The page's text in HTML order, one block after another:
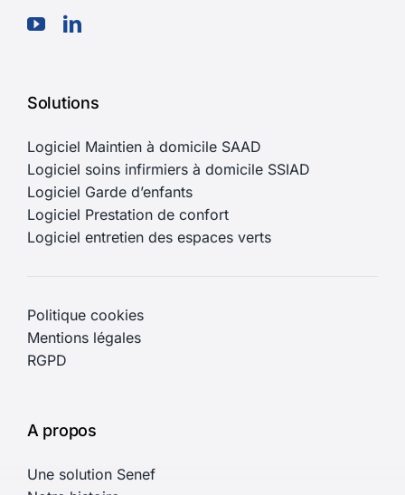
Solutions
Logiciel Maintien à domicile SAAD
Logiciel soins infirmiers à domicile SSIAD
Logiciel Garde d’enfants
Logiciel Prestation de confort
Logiciel entretien des espaces verts
Politique cookies
Mentions légales
RGPD
A propos
Une solution Senef